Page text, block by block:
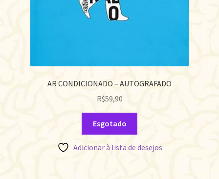
AR CONDICIONADO – AUTOGRAFADO
R$59,90
Esgotado
Adicionar à lista de desejos